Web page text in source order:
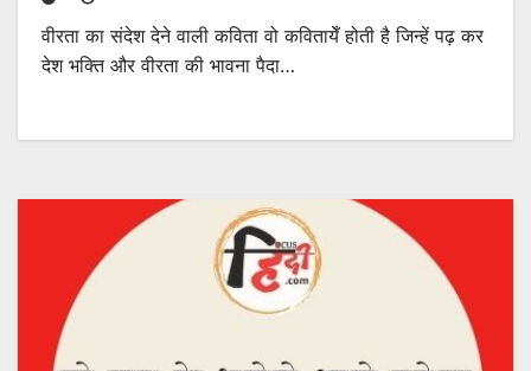
वीरता का संदेश देने वाली कविता वो कवितायेँ होती है जिन्हें पढ़ कर
देश भक्ति और वीरता की भावना पैदा…